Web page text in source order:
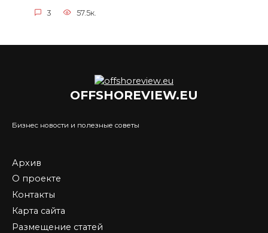
3 57.5к.
OFFSHOREVIEW.EU
Бизнес новости и полезные советы
Архив
О проекте
Контакты
Карта сайта
Размещение статей